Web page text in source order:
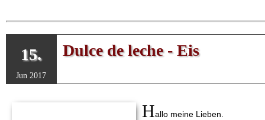
15.
Jun 2017
Dulce de leche - Eis
Hallo meine Lieben.